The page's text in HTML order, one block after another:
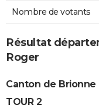
Nombre de votants
Résultat
Roger
Canton de Brionne
TOUR 2